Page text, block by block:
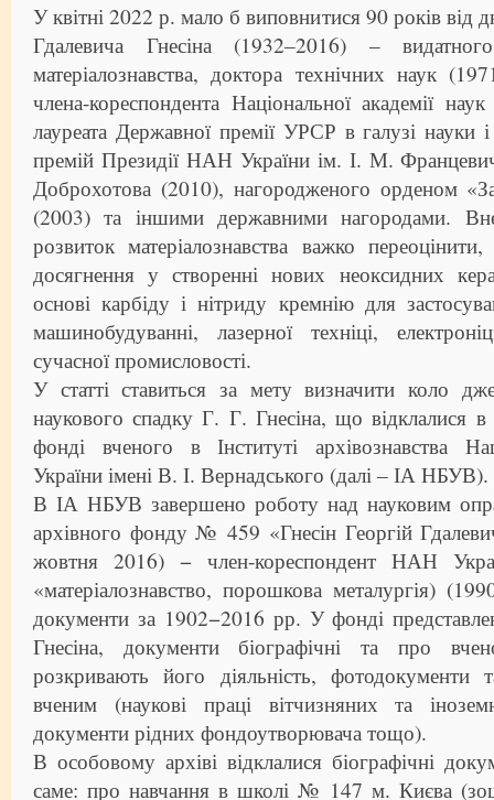
У квітні 2022 р. мало б виповнитися 90 років від
Гдалевича Гнесіна (1932–2016) –
матеріалознавства, доктора технічних наук
члена-кореспондента Національної академії
лауреата Державної премії УРСР в галузі науки
премій Президії НАН України ім. І. М.
Доброхотова (2010), нагородженого орденом
(2003) та іншими державними нагородами.
розвиток матеріалознавства важко
досягнення у створенні нових неоксидних
основі карбіду і нітриду кремнію для
машинобудуванні, лазерної техніці,
сучасної промисловості.
У статті ставиться за мету визначити коло
наукового спадку Г. Г. Гнесіна, що відклалися
фонді вченого в Інституті архівознавства
України імені В. І. Вернадського (далі – ІА НБУВ).
В ІА НБУВ завершено роботу над науковим
архівного фонду № 459 «Гнесін Георгій
жовтня 2016) − член-кореспондент НАН
«матеріалознавство, порошкова металургія)
документи за 1902−2016 рр. У фонді
Гнесіна, документи біографічні та про
розкривають його діяльність, фотодокументи
вченим (наукові праці вітчизняних та
документи рідних фондоутворювача тощо).
В особовому архіві відклалися біографічні
саме: про навчання в школі № 147 м. Києва